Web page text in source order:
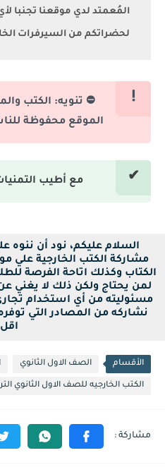
المُعمتد لدي موقعنا تجنبا
لحضراتكم من السيرفرات
⛔ تنويه: الكتب
الموقع محفوظة
مع أطيب
السلام عليكم، نود أن
مشاركة الكتب الخارجية علي
الكتاب وكذلك اتاحة الفرصة
لمن يحتاج ولكن ذلك لا يغني
مسئوليته من أي استخدام
الأقسام الصف الاول الثانوي
الكتب الخارجيه للصف الاول الثانوي